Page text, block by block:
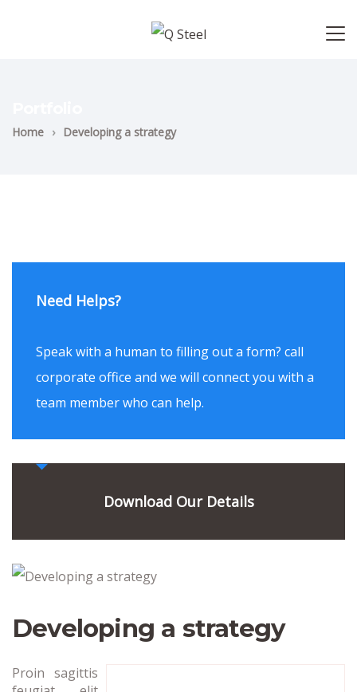
Home › Developing a strategy
Developing a strategy
Proin sagittis
Need Helps?
Speak with a human to filling out a form? call
corporate office and we will connect you with a
team member who can help.
Download Our Details